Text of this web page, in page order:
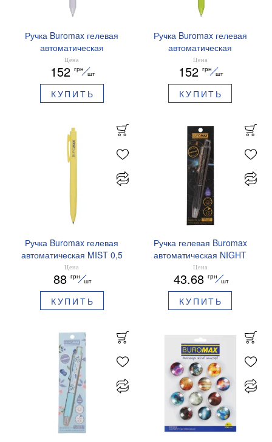
Ручка Buromax гелевая
автоматическая
PRESTIGE SILVER 0,5 мм
синие чернила BM.83102
Цена
152 грн
шт
КУПИТЬ
Ручка Buromax гелевая
автоматическая
PRESTIGE GOLD 0,5 мм
синие чернила BM.83101
Цена
152 грн
шт
КУПИТЬ
Ручка Buromax гелевая
автоматическая MIST 0,5
мм синие чернила
BM.83103
Цена
88 грн
шт
КУПИТЬ
Ручка гелевая Buromax
автоматическая NIGHT
SKY ZODIAC 0.5 мм
ароматизированный грипп
синие чернила BM.8379-
01
Цена
43.68 грн
шт
КУПИТЬ